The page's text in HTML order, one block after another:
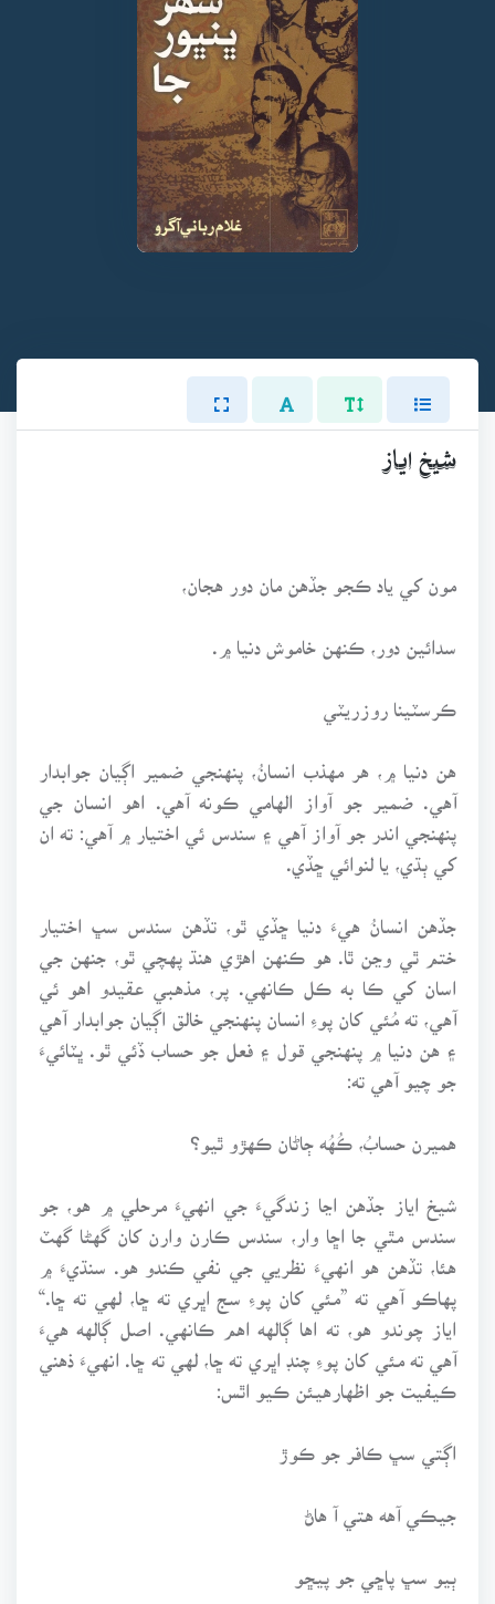
شيخ اياز
مون کي ياد ڪجو جڏهن مان دور هجان،
سدائين دور، ڪنهن خاموش دنيا ۾.
ڪرسٽينا روزريٽي
هن دنيا ۾، هر مهذب انسانُ، پنهنجي ضمير اڳيان جوابدار
آهي. ضمير جو آواز الهامي ڪونه آهي. اهو انسان جي
پنهنجي اندر جو آواز آهي ۽ سندس ئي اختيار ۾ آهي: ته ان
کي ٻڌي، يا لنوائي ڇڏي.
جڏهن انسانُ هيءَ دنيا ڇڏي ٿو، تڏهن سندس سڀ اختيار
ختم ٿي وڃن ٿا. هو ڪنهن اهڙي هنڌ پهچي ٿو، جنهن جي
اسان کي ڪا به ڪل ڪانهي. پر، مذهبي عقيدو اهو ئي
آهي، ته مُئي کان پوءِ انسان پنهنجي خالق اڳيان جوابدار آهي
۽ هن دنيا ۾ پنهنجي قول ۽ فعل جو حساب ڏئي ٿو. ڀٽائيءَ
جو چيو آهي ته:
هميرن حسابُ، ڪُهُه ڄاڻان ڪهڙو ٿيو؟
شيخ اياز جڏهن اڃا زندگيءَ جي انهيءَ مرحلي ۾ هو، جو
سندس مٿي جا اڇا وار، سندس ڪارن وارن کان گهڻا گهٽ
هئا، تڏهن هو انهيءَ نظريي جي نفي ڪندو هو. سنڌيءَ ۾
پهاڪو آهي ته ”مئي کان پوءِ سج اڀري ته ڇا، لهي ته ڇا.“
اياز چوندو هو، ته اها ڳالهه اهم ڪانهي. اصل ڳالهه هيءَ
آهي ته مئي کان پوءِ چنڊ اڀري ته ڇا، لهي ته ڇا. انهيءَ ذهني
ڪيفيت جو اظهارهيئن ڪيو اٿس:
اڳتي سڀ ڪافر جو ڪوڙ
جيڪي آهه هتي آ هاڻ
ٻيو سڀ پاڇي جو پيڇو